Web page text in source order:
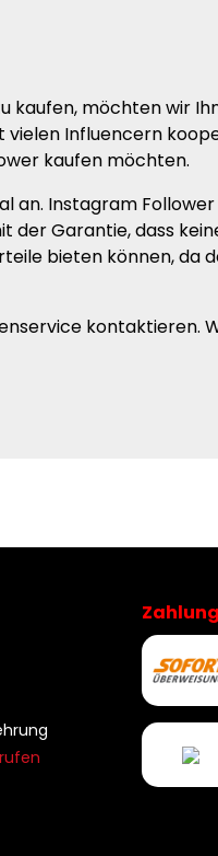
kaufen, möchten wir
Influencern
kaufen möchten.
an. Instagram
der Garantie, dass
bieten können, da
kontaktieren.